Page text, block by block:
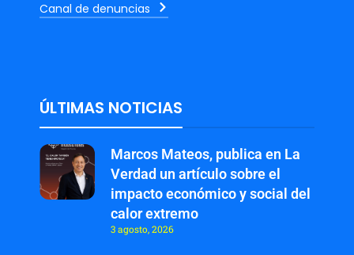
Canal de denuncias
ÚLTIMAS NOTICIAS
Marcos Mateos, publica en La
Verdad un artículo sobre el
impacto económico y social del
calor extremo
3 agosto, 2026